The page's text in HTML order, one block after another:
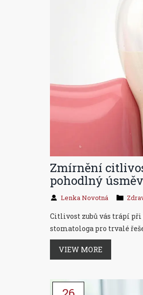
Zmírnění
pohodlný úsměv
Lenka Novotná
Citlivost zubů vás trápí
stomatologa pro trvalé
VIEW MORE